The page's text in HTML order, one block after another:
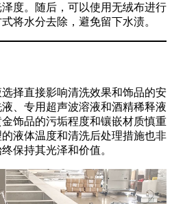
度。随后，可以使用无绒布进行
将水分去除，避免留下水渍。
择直接影响清洗效果和饰品的安
、专用超声波溶液和酒精稀释液
饰品的污垢程度和镶嵌材质慎重
液体温度和清洗后处理措施也非
保持其光泽和价值。